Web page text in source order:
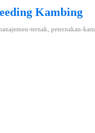
Kambing
ternak peternakan-